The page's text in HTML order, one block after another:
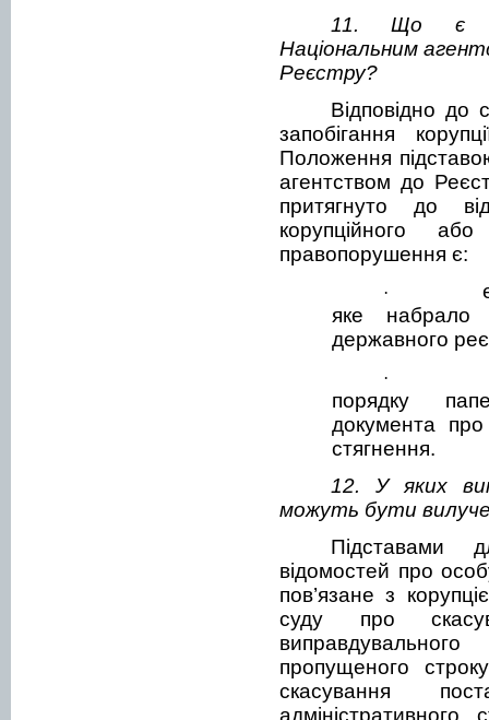
11. Що є
Національним
Реєстру?
Відповідно до
запобігання
Положення
агентством до
притягнуто до
корупційного
правопорушення є:
·
яке набрало
державного
·
порядку
документа про
стягнення.
12. У яких
можуть бути
Підставами
відомостей про
пов’язане з
суду про
пропущеного
скасування